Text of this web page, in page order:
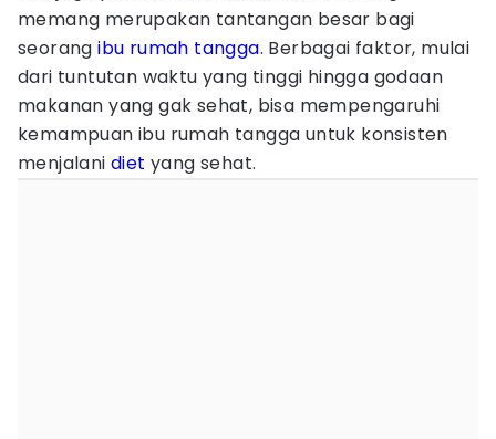
memang merupakan tantangan besar bagi
seorangibu rumah tangga. Berbagai faktor, mulai
dari tuntutan waktu yang tinggi hingga godaan
makanan yang gak sehat, bisa mempengaruhi
kemampuan ibu rumah tangga untuk konsisten
menjalanidiet yang sehat.